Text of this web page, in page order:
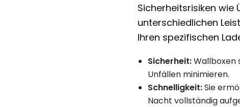
Sicherheitsrisiken wie
unterschiedlichen
Ihren spezifischen
Sicherheit:Wallboxen
Unfällen minimieren.
Schnelligkeit:Sie
Nacht vollständig